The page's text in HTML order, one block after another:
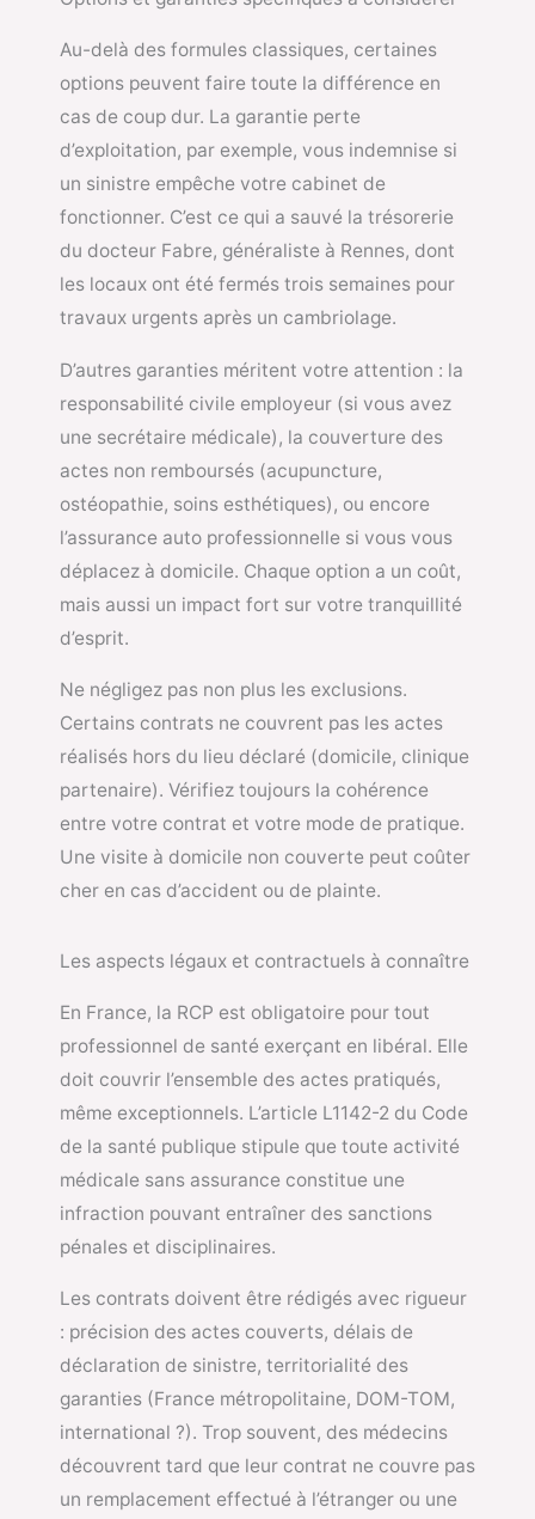
Au-delà des formules classiques, certaines
options peuvent faire toute la différence en
cas de coup dur. La garantie perte
d’exploitation, par exemple, vous indemnise si
un sinistre empêche votre cabinet de
fonctionner. C’est ce qui a sauvé la trésorerie
du docteur Fabre, généraliste à Rennes, dont
les locaux ont été fermés trois semaines pour
travaux urgents après un cambriolage.
D’autres garanties méritent votre attention : la
responsabilité civile employeur (si vous avez
une secrétaire médicale), la couverture des
actes non remboursés (acupuncture,
ostéopathie, soins esthétiques), ou encore
l’assurance auto professionnelle si vous vous
déplacez à domicile. Chaque option a un coût,
mais aussi un impact fort sur votre tranquillité
d’esprit.
Ne négligez pas non plus les exclusions.
Certains contrats ne couvrent pas les actes
réalisés hors du lieu déclaré (domicile, clinique
partenaire). Vérifiez toujours la cohérence
entre votre contrat et votre mode de pratique.
Une visite à domicile non couverte peut coûter
cher en cas d’accident ou de plainte.
Les aspects légaux et contractuels à connaître
En France, la RCP est obligatoire pour tout
professionnel de santé exerçant en libéral. Elle
doit couvrir l’ensemble des actes pratiqués,
même exceptionnels. L’article L1142-2 du Code
de la santé publique stipule que toute activité
médicale sans assurance constitue une
infraction pouvant entraîner des sanctions
pénales et disciplinaires.
Les contrats doivent être rédigés avec rigueur
: précision des actes couverts, délais de
déclaration de sinistre, territorialité des
garanties (France métropolitaine, DOM-TOM,
international ?). Trop souvent, des médecins
découvrent tard que leur contrat ne couvre pas
un remplacement effectué à l’étranger ou une